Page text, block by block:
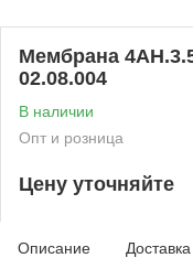
Мембрана
02.08.004
В наличии
Опт и розница
Цену уточняйте
Описание Доставка